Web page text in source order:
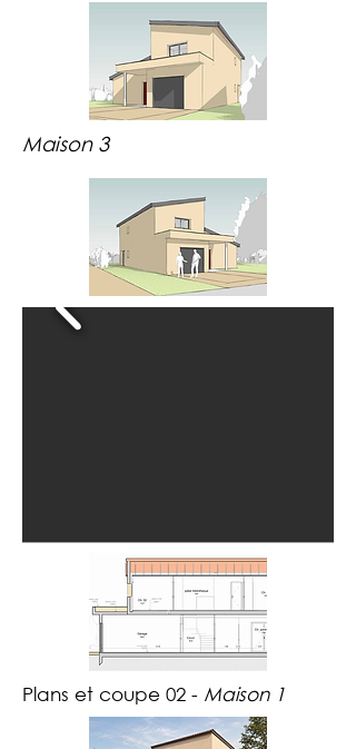
Maison 3
Plans et coupe 02 - Maison 1